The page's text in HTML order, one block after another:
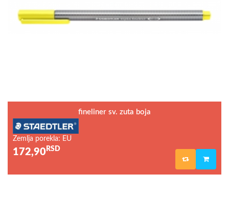
fineliner sv. zuta boja
Zemlja porekla: EU
172,90 RSD